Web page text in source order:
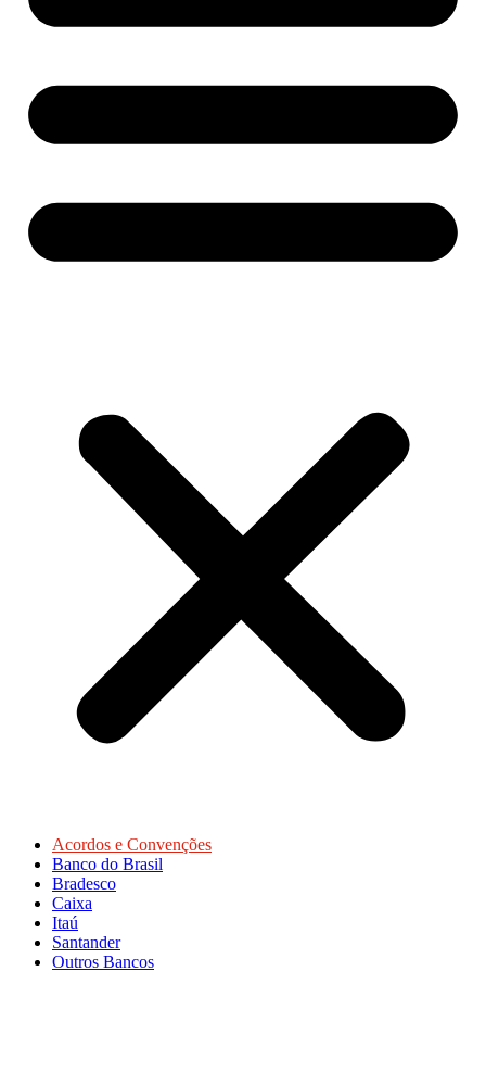
Acordos e Convenções
Banco do Brasil
Bradesco
Caixa
Itaú
Santander
Outros Bancos